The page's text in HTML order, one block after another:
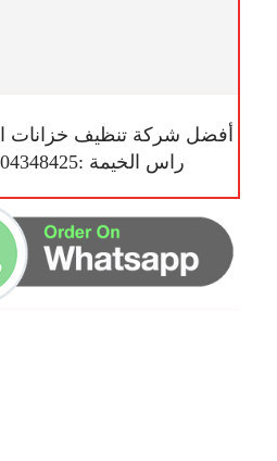
أفضل شركة تنظيف خزانات
راس الخيمة :0504348425